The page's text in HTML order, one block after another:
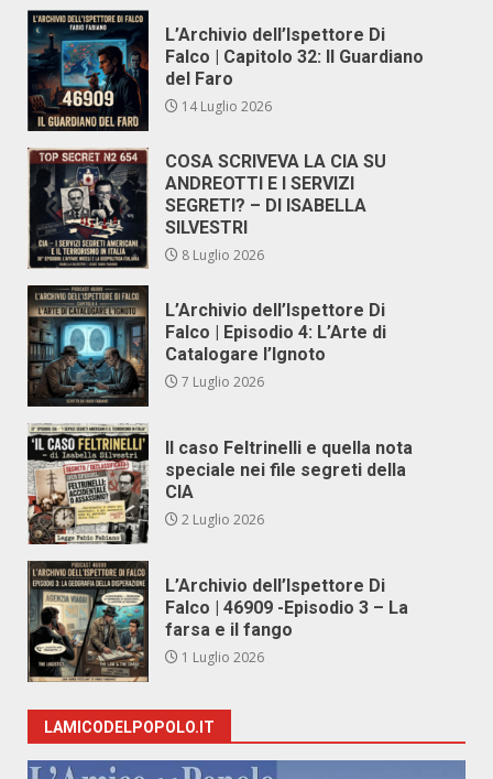
L’Archivio dell’Ispettore Di
Falco | Capitolo 32: Il Guardiano
del Faro
14 Luglio 2026
COSA SCRIVEVA LA CIA SU
ANDREOTTI E I SERVIZI
SEGRETI? – DI ISABELLA
SILVESTRI
8 Luglio 2026
L’Archivio dell’Ispettore Di
Falco | Episodio 4: L’Arte di
Catalogare l’Ignoto
7 Luglio 2026
Il caso Feltrinelli e quella nota
speciale nei file segreti della
CIA
2 Luglio 2026
L’Archivio dell’Ispettore Di
Falco | 46909 -Episodio 3 – La
farsa e il fango
1 Luglio 2026
LAMICODELPOPOLO.IT